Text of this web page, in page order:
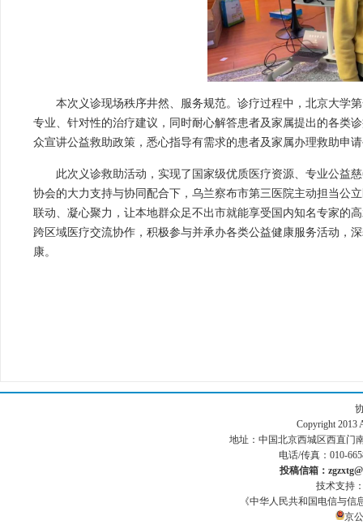
本次义诊现场秩序井然、服务规范。诊疗过程中，北京大学
专业、针对性的治疗建议，同时耐心解答患者及家属提出的各类
众宣讲公益救助政策，悉心指导有需求的患者及家属办理救助申
此次义诊救助活动，实现了国家级优质医疗资源、专业公益
协会的大力支持与协同配合下，乌兰察布市第三医院主动担当公
联动、凝心聚力，让本地群众足不出市就能享受国内知名专家的
跨区域医疗交流协作，积极参与并承办各类公益健康服务活动，
康。
Copyright 2013
地址：中国北京西城区西直门
电话/传真：010-
投稿信箱：
技术支持
《中华人民共和国电信与
京